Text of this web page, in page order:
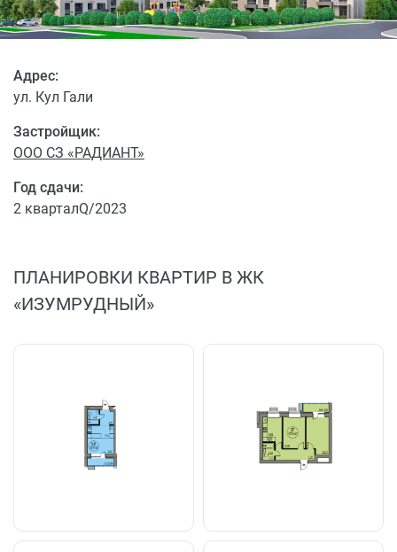
Застройщик:
ООО СЗ «РАДИАНТ»
Адрес:
ул. Кул Гали
Год сдачи:
2 кварталQ/2023
ПЛАНИРОВКИ КВАРТИР В ЖК
«ИЗУМРУДНЫЙ»